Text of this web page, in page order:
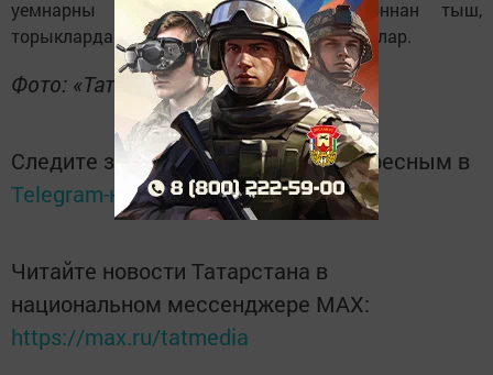
уемнарны торгызырга ниятлиләр. Моннан тыш,
торыкларда тарихи такта түбәне яңартачаклар.
Фото: «Татар-информ» МА
Следите за самым важным и интересным в
Telegram-канале Татмедиа
Читайте новости Татарстана в
национальном мессенджере MАХ:
https://max.ru/tatmedia